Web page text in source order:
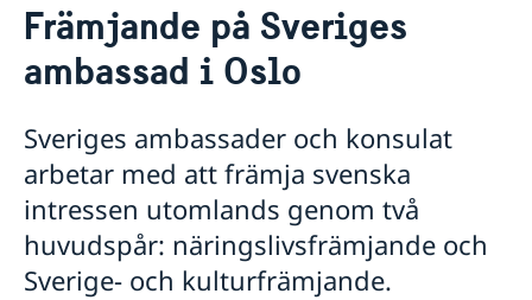
Övriga kontakter i Norge
Om oss/Konsulat
Så stöttar vi svenska företag
Team Sweden
Så kan du få stöd
Svenska företag i Norge
Nyheter
Lediga tjänster
Främjande
Affärsklimatstudie Norge 2025
Affärsklimatstudie Norge 2024
Affärsklimatstudie Norge 2020
Främjande på Sveriges
ambassad i Oslo
Sveriges ambassader och konsulat
arbetar med att främja svenska
intressen utomlands genom två
huvudspår: näringslivsfrämjande och
Sverige- och kulturfrämjande.